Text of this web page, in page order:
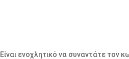
Είναι ενοχλητικό να συναντάτε